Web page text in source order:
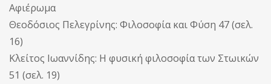
Αφιέρωμα
Θεοδόσιος Πελεγρίνης: Φιλοσοφία και Φύση 47 (σελ.
16)
Κλείτος Ιωαννίδης: Η φυσική φιλοσοφία των Στωικών
51 (σελ. 19)